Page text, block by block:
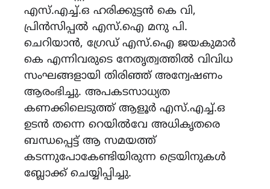
എസ്.എച്ച്.ഒ ഹരിക്കുട്ടൻ കെ വി,
പ്രിൻസിപ്പൽ എസ്.ഐ മനു പി.
ചെറിയാൻ, ഗ്രേഡ് എസ്.ഐ ജയകുമാർ
കെ എന്നിവരുടെ നേതൃത്വത്തിൽ വിവിധ
സംഘങ്ങളായി തിരിഞ്ഞ് അന്വേഷണം
ആരംഭിച്ചു. അപകടസാധ്യത
കണക്കിലെടുത്ത് ആളൂർ എസ്.എച്ച്.ഒ
ഉടൻ തന്നെ റെയിൽവേ അധികൃതരെ
ബന്ധപ്പെട്ട് ആ സമയത്ത്
കടന്നുപോകേണ്ടിയിരുന്ന ട്രെയിനുകൾ
ബ്ലോക്ക് ചെയ്യിപ്പിച്ചു.